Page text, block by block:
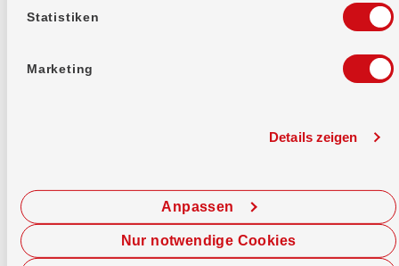
Statistiken
Marketing
Details zeigen
Anpassen
Nur notwendige Cookies
Jetzt chatten